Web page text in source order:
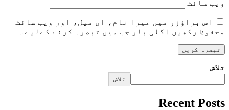
ویب‌ سائٹ
اس براؤزر میں میرا نام، ای میل، اور ویب سائٹ
محفوظ رکھیں اگلی بار جب میں تبصرہ کرنے کےلیے۔
تلاش
تلاش
Recent Posts